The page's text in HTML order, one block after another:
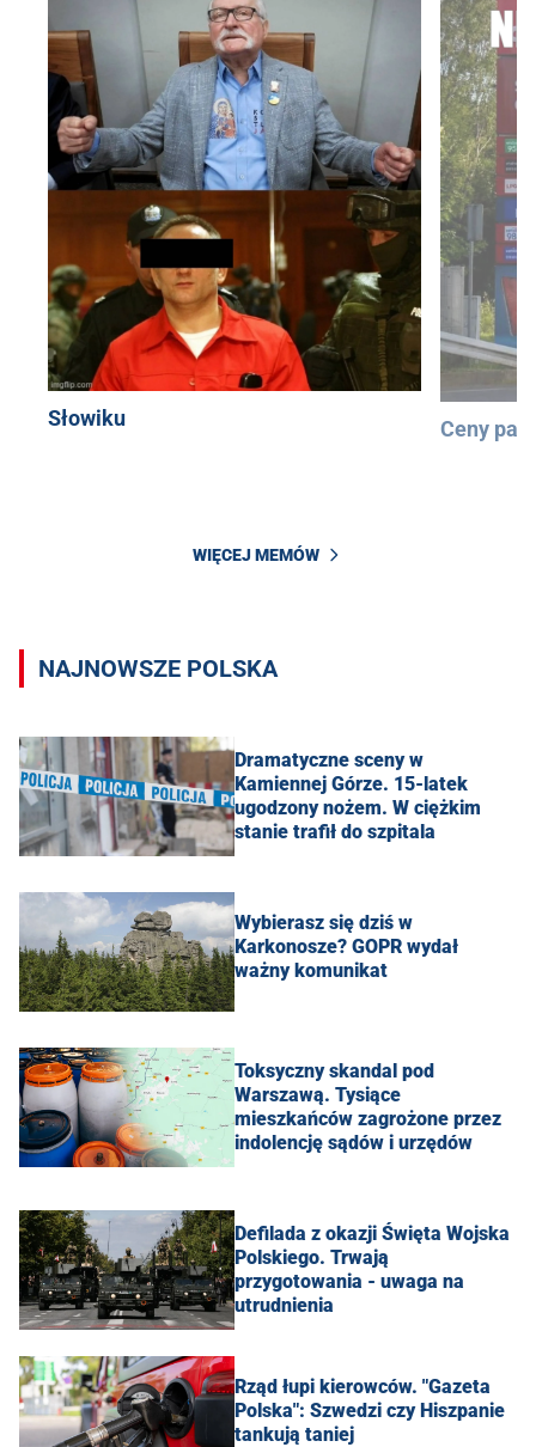
Słowiku Ceny
WIĘCEJ MEMÓW
NAJNOWSZE POLSKA
Dramatyczne sceny w
Kamiennej Górze. 15-latek
ugodzony nożem. W ciężkim
stanie trafił do szpitala
Wybierasz się dziś w
Karkonosze? GOPR wydał
ważny komunikat
Toksyczny skandal pod
Warszawą. Tysiące
mieszkańców zagrożone przez
indolencję sądów i urzędów
Defilada z okazji Święta Wojska
Polskiego. Trwają
przygotowania - uwaga na
utrudnienia
Rząd łupi kierowców. "Gazeta
Polska": Szwedzi czy Hiszpanie
tankują taniej